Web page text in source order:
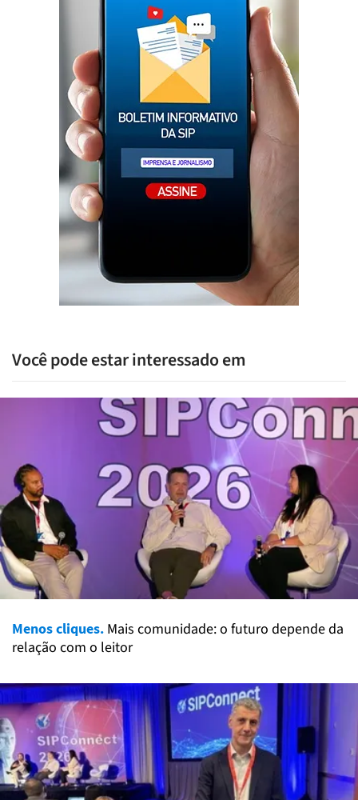
Você pode estar interessado em
Menos cliques. Mais comunidade: o futuro depende da
relação com o leitor